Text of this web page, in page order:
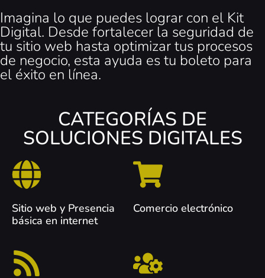
Imagina lo que puedes lograr con el Kit
Digital. Desde fortalecer la seguridad de
tu sitio web hasta optimizar tus procesos
de negocio, esta ayuda es tu boleto para
el éxito en línea.
CATEGORÍAS DE
SOLUCIONES DIGITALES
Sitio web y Presencia
básica en internet
Comercio electrónico